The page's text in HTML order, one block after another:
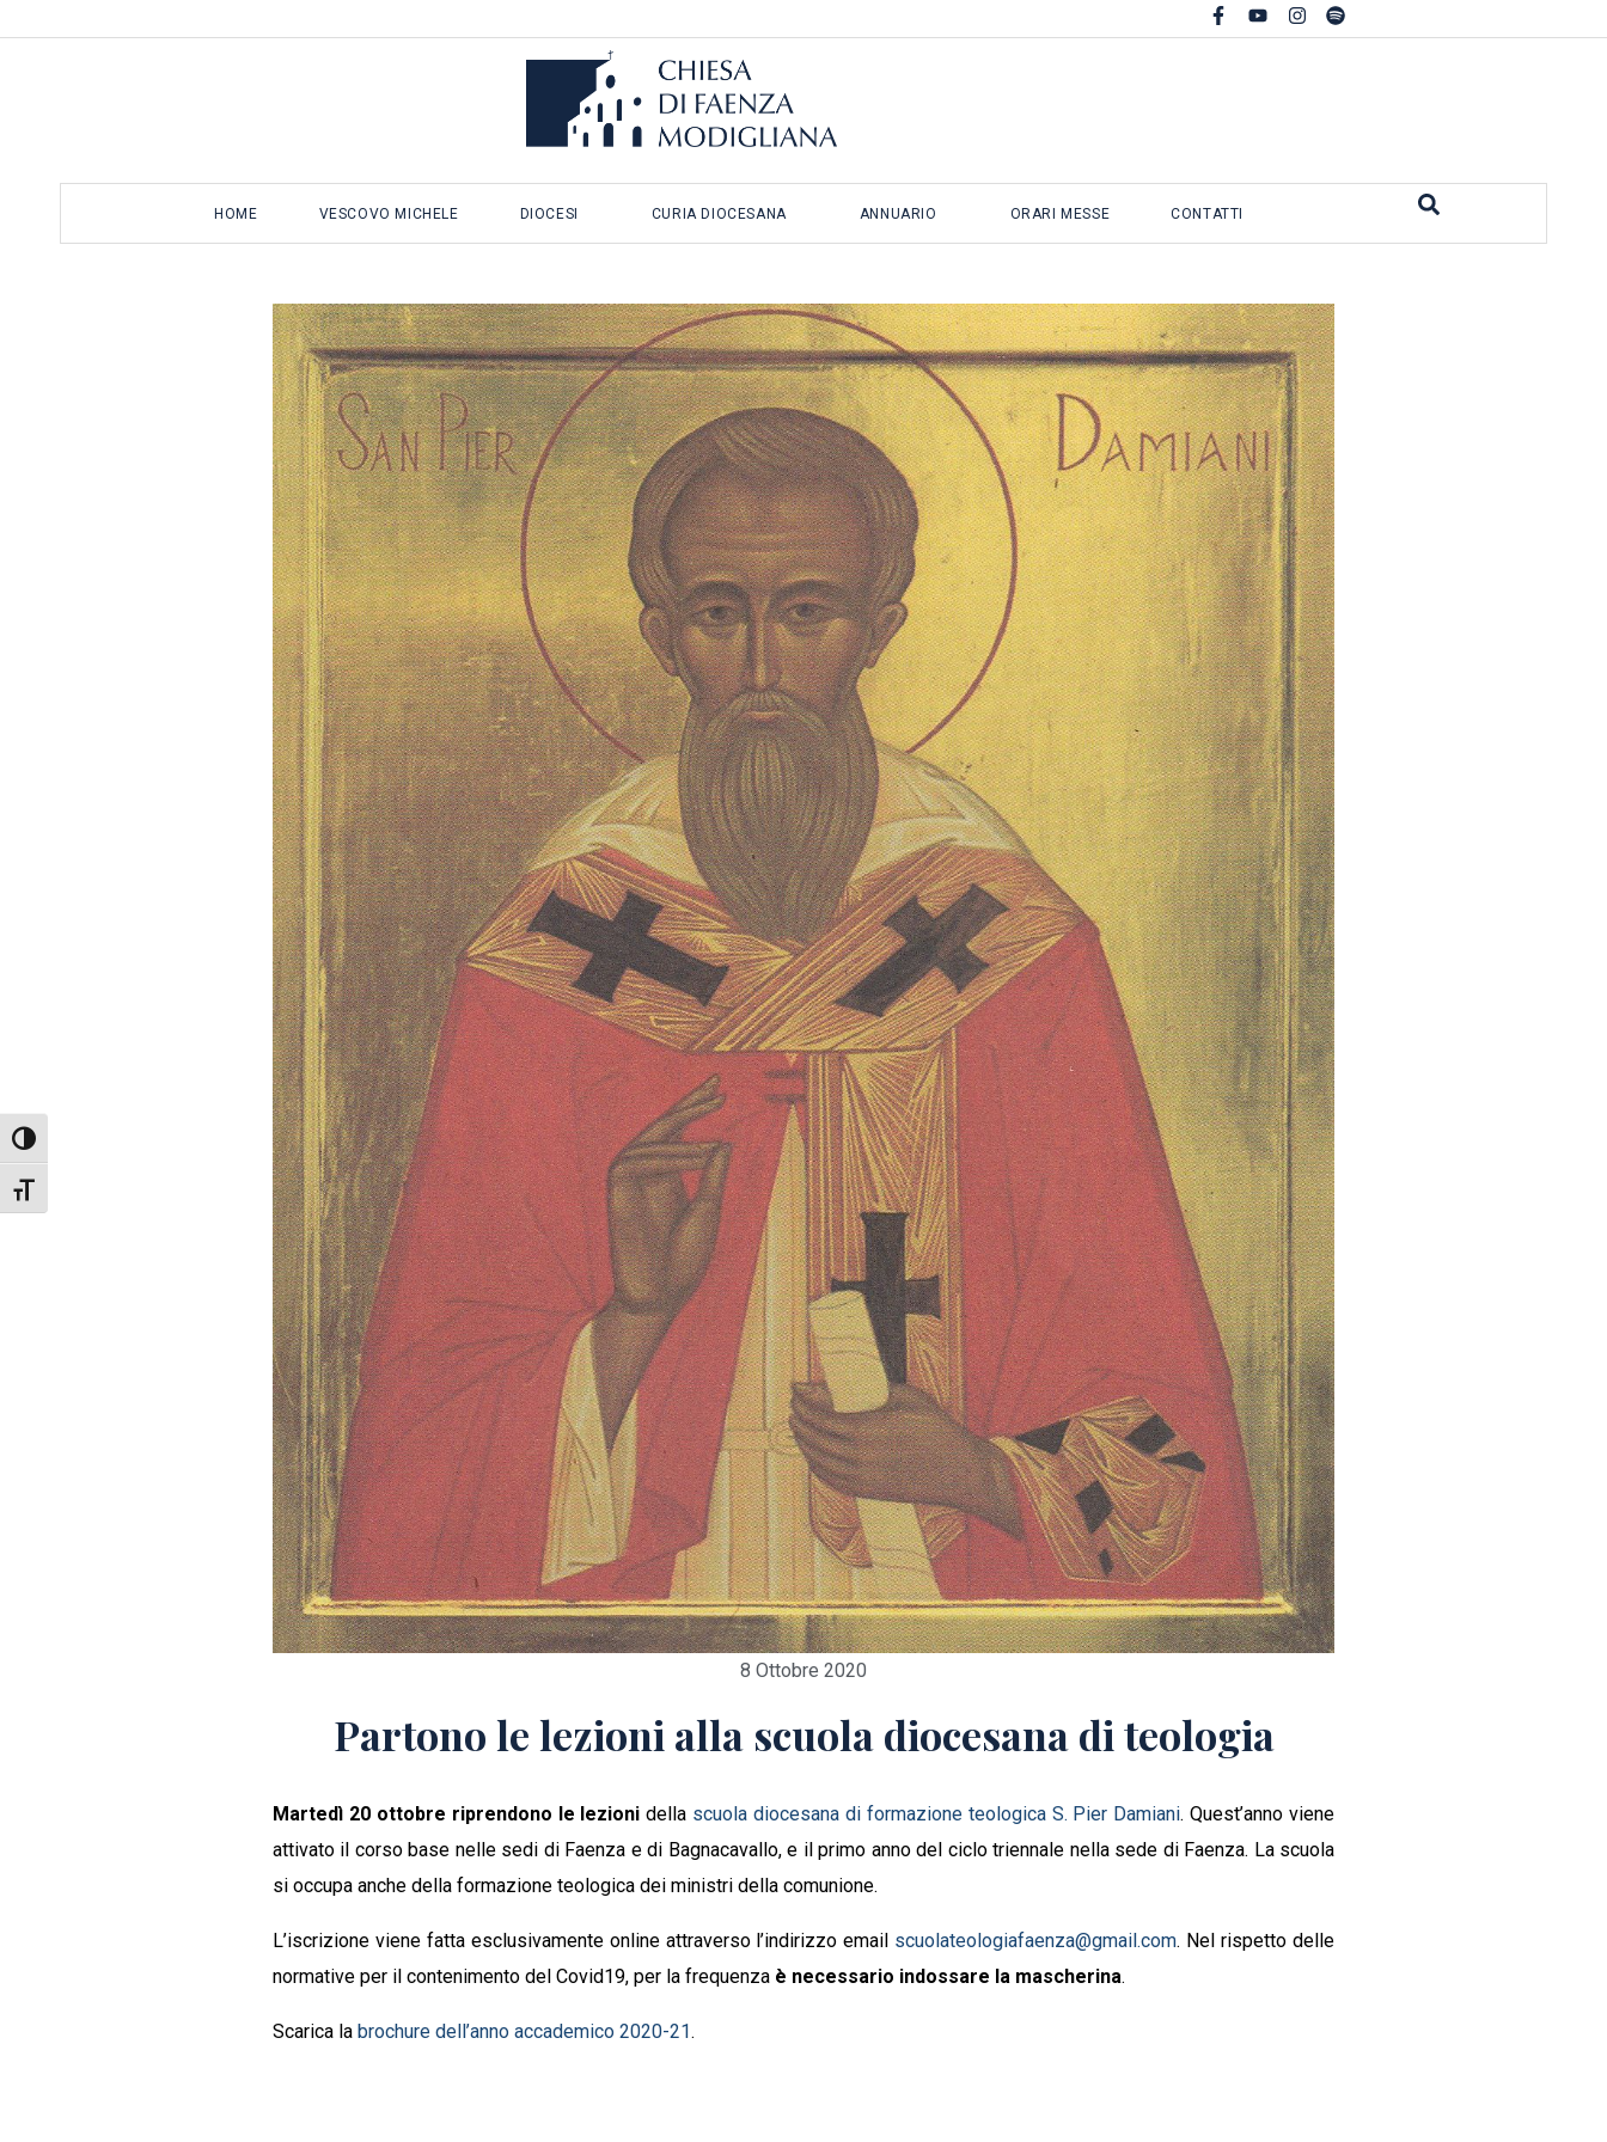
Attiva/disattiva alto contrasto
Attiva/disattiva dimensione testo
HOME VESCOVO MICHELE DIOCESI CURIA DIOCESANA ANNUARIO ORARI MESSE CONTATTI
8 Ottobre 2020
Partono le lezioni alla scuola diocesana di teologia
Martedì 20 ottobre riprendono le lezioni della scuola diocesana di formazione teologica S. Pier Damiani. Quest’anno viene
attivato il corso base nelle sedi di Faenza e di Bagnacavallo, e il primo anno del ciclo triennale nella sede di Faenza. La scuola
si occupa anche della formazione teologica dei ministri della comunione.
L’iscrizione viene fatta esclusivamente online attraverso l’indirizzo email scuolateologiafaenza@gmail.com. Nel rispetto delle
normative per il contenimento del Covid19, per la frequenza è necessario indossare la mascherina.
Scarica la brochure dell’anno accademico 2020-21.